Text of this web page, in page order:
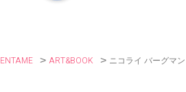
ENTAME > ART&BOOK > ニコライ バーグマ